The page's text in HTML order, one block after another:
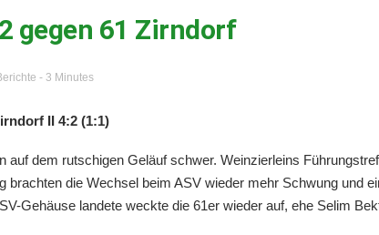
gegen 61 Zirndorf
- 3 Minutes
II 4:2 (1:1)
auf dem rutschigen Geläuf schwer. Weinzierleins
die Wechsel beim ASV wieder mehr Schwung und
Gehäuse landete weckte die 61er wieder auf, ehe Selim